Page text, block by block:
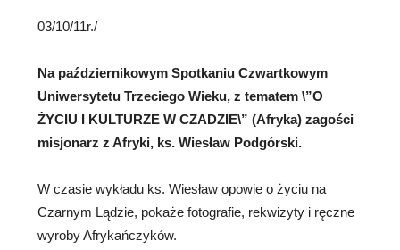
03/10/11r./
Na październikowym Spotkaniu Czwartkowym
Uniwersytetu Trzeciego Wieku, z tematem \”O
ŻYCIU I KULTURZE W CZADZIE\” (Afryka) zagości
misjonarz z Afryki, ks. Wiesław Podgórski.
W czasie wykładu ks. Wiesław opowie o życiu na
Czarnym Lądzie, pokaże fotografie, rekwizyty i ręczne
wyroby Afrykańczyków.